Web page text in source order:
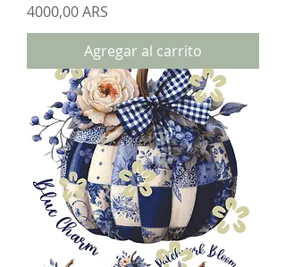
Precio
4000,00 ARS
Agregar al carrito